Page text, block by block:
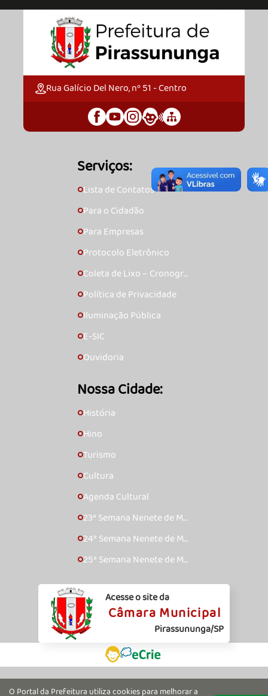
Rua Galício Del Nero, nº 51 - Centro
Serviços:
🞇Lista de Contatos
🞇Para o Cidadão
🞇Para Empresas
🞇Protocolo Eletrônico
🞇Coleta de Lixo – Cronogra
🞇Política de Privacidade
🞇Iluminação Pública
🞇E-SIC
🞇Ouvidoria
Nossa Cidade:
🞇História
🞇Hino
🞇Turismo
🞇Cultura
🞇Agenda Cultural
🞇23ª Semana Nenete de Mú
🞇24ª Semana Nenete de Mú
🞇25ª Semana Nenete de Mú
Acesse o site da
Câmara Municipal
Pirassununga/SP
O Portal da Prefeitura utiliza cookies para melhorar a